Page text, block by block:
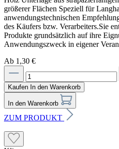
größerer Flächen Speziell für
anwendungstechnischen
des Käufers bzw. Verarbeiters.Sie
Produkte grundsätzlich auf ihre
Anwendungszweck in eigener
Ab 1,30 €
Kaufen In den Warenkorb
In den Warenkorb
ZUM PRODUKT